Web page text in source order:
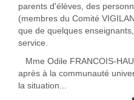
parents d'élèves, des
(membres du Comité
que de quelques
service.
Mme Odile FRANCOIS-
après à la communauté
la situation...